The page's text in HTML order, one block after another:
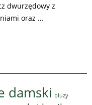
dwurzędowy z
oraz …
damski bluzy